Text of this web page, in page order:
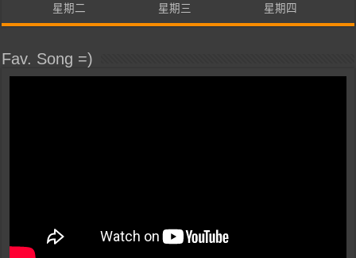
星期二 星期三 星期四
Fav. Song =)